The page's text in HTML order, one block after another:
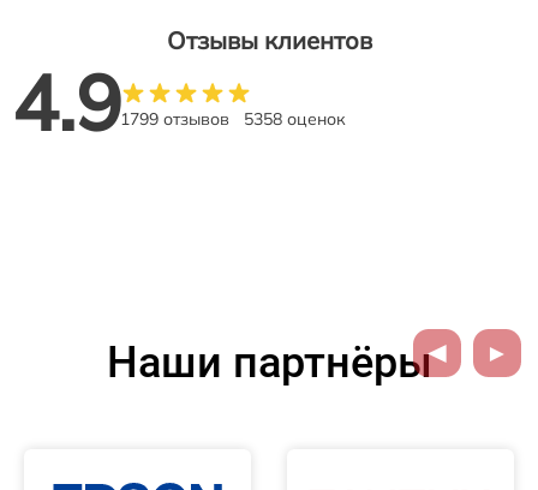
Отзывы клиентов
4.91799 отзывов 5358 оценок
Наши партнёры